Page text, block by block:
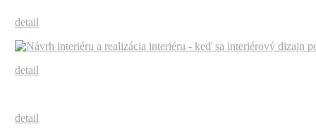
detail
detail
detail